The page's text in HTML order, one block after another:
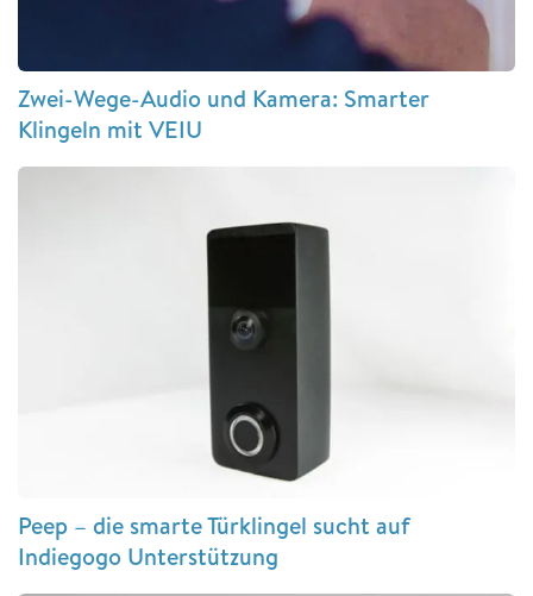
Zwei-Wege-Audio und Kamera: Smarter
Klingeln mit VEIU
Peep – die smarte Türklingel sucht auf
Indiegogo Unterstützung